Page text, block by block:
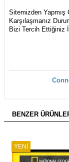
Sitemizden Yapmış
Karşılaşmanız
Bizi Tercih Ettiğiniz
BENZER
YENI